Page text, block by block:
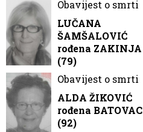
Obavijest o smrti
LUČANA
ŠAMŠALOVIĆ
rođena ZAKINJA
(79)
Obavijest o smrti
ALDA ŽIKOVIĆ
rođena BATOVAC
(92)